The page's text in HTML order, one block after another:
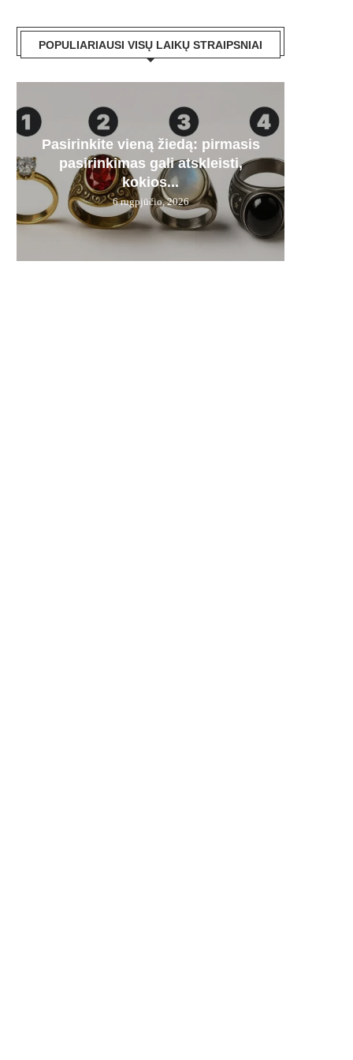
POPULIARIAUSI VISŲ LAIKŲ STRAIPSNIAI
Pasirinkite vieną žiedą: pirmasis
pasirinkimas gali atskleisti,
kokios...
6 rugpjūčio, 2026